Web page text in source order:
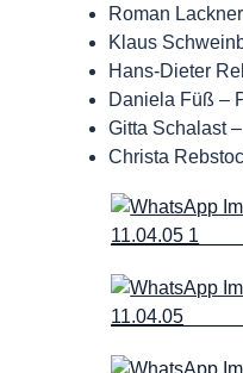
Roman
Klaus
Hans-Dieter
Daniela Füß –
Gitta Schalast
Christa